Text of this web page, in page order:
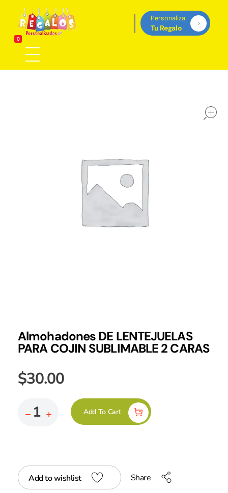
Tienda de regalos personalizados en Panama, perfectos para cada ocasión.
Personaliza
Tu Regalo
0
Almohadones DE LENTEJUELAS
PARA COJIN SUBLIMABLE 2 CARAS
$30.00
Add To Cart
Add to wishlist Share